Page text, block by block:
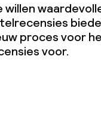
willen
proces voor
voor.